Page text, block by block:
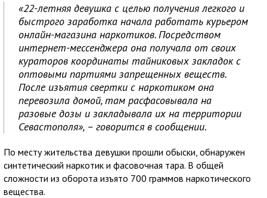
«22-летняя девушка с целью получения легкого и
быстрого заработка начала работать курьером
онлайн-магазина наркотиков. Посредством
интернет-мессенджера она получала от своих
кураторов координаты тайниковых закладок с
оптовыми партиями запрещенных веществ.
После изъятия свертки с наркотиком она
перевозила домой, там расфасовывала на
разовые дозы и закладывала их на территории
Севастополя», – говорится в сообщении.
По месту жительства девушки прошли обыски, обнаружен
синтетический наркотик и фасовочная тара. В общей
сложности из оборота изъято 700 граммов наркотического
вещества.